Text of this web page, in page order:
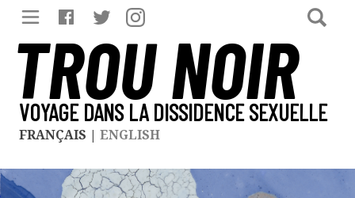
TROU NOIR
VOYAGE DANS LA DISSIDENCE SEXUELLE
FRANÇAIS | ENGLISH